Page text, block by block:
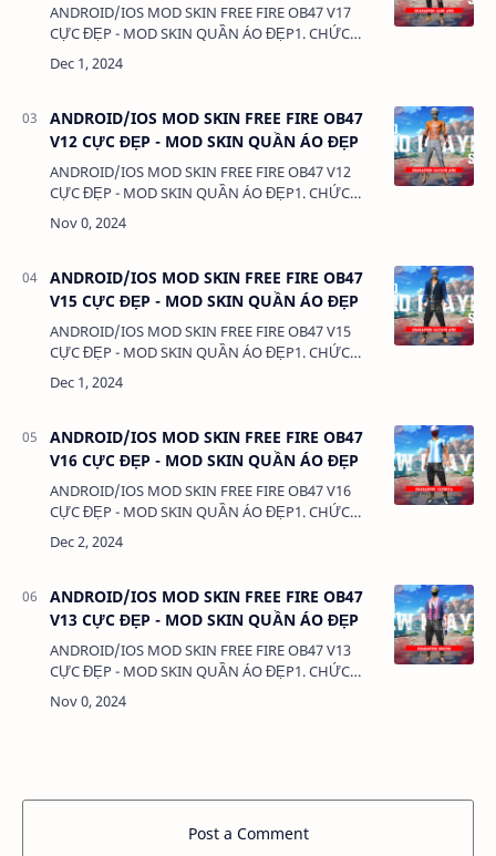
ANDROID/IOS MOD SKIN FREE FIRE OB47 V17
CỰC ĐẸP - MOD SKIN QUẦN ÁO ĐẸP1. CHỨC
NĂNG:- MOD SKIN QUẦN ÁO - MOD CLOTHES2.
TẢI VÀ CÀI ĐẶT (BẢN FULL KHÔNG LINK RÚT
ANDROID/IOS MOD SKIN FREE FIRE OB47
V12 CỰC ĐẸP - MOD SKIN QUẦN ÁO ĐẸP
ANDROID/IOS MOD SKIN FREE FIRE OB47 V12
CỰC ĐẸP - MOD SKIN QUẦN ÁO ĐẸP1. CHỨC
NĂNG:- MOD SKIN QUẦN ÁO - MOD CLOTHES2.
TẢI VÀ CÀI ĐẶT (BẢN FULL KHÔNG LINK RÚT
ANDROID/IOS MOD SKIN FREE FIRE OB47
V15 CỰC ĐẸP - MOD SKIN QUẦN ÁO ĐẸP
ANDROID/IOS MOD SKIN FREE FIRE OB47 V15
CỰC ĐẸP - MOD SKIN QUẦN ÁO ĐẸP1. CHỨC
NĂNG:- MOD SKIN QUẦN ÁO - MOD CLOTHES2.
TẢI VÀ CÀI ĐẶT (BẢN FULL KHÔNG LINK RÚT
ANDROID/IOS MOD SKIN FREE FIRE OB47
V16 CỰC ĐẸP - MOD SKIN QUẦN ÁO ĐẸP
ANDROID/IOS MOD SKIN FREE FIRE OB47 V16
CỰC ĐẸP - MOD SKIN QUẦN ÁO ĐẸP1. CHỨC
NĂNG:- MOD SKIN QUẦN ÁO - MOD CLOTHES2.
TẢI VÀ CÀI ĐẶT (BẢN FULL KHÔNG LINK RÚT
ANDROID/IOS MOD SKIN FREE FIRE OB47
V13 CỰC ĐẸP - MOD SKIN QUẦN ÁO ĐẸP
ANDROID/IOS MOD SKIN FREE FIRE OB47 V13
CỰC ĐẸP - MOD SKIN QUẦN ÁO ĐẸP1. CHỨC
NĂNG:- MOD SKIN QUẦN ÁO - MOD CLOTHES2.
TẢI VÀ CÀI ĐẶT (BẢN FULL KHÔNG LINK RÚT
Post a Comment